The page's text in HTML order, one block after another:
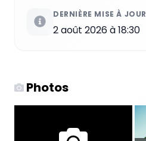
DERNIÈRE MISE À JOUR
2 août 2026 à 18:30
Photos